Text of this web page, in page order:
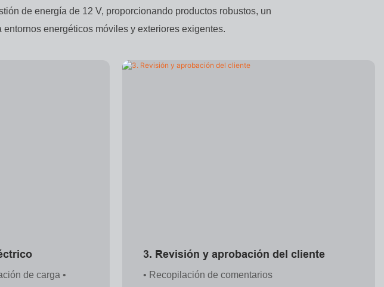
de energía de 12 V, proporcionando productos robustos, un
energéticos móviles y exteriores exigentes.
de carga •
3. Revisión y aprobación del cliente
• Recopilación de comentarios